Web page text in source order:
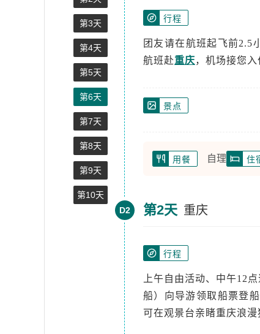
第3天
第4天
第5天
第6天
第7天
第8天
第9天
第10天
行程
团友请在航班起飞前2.5
航班赴重庆，机场接您入
景点
用餐 自理 住
D2 第2天 重庆
行程
上午自由活动、中午12
船）向导游领取船票登
可在观景台亲睹重庆浪